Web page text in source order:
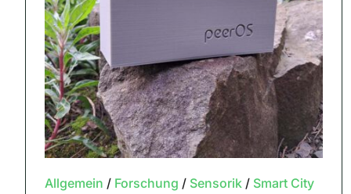
Allgemein / Forschung / Sensorik/ Smart City